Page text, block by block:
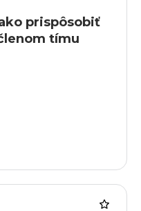
prispôsobiť
tímu